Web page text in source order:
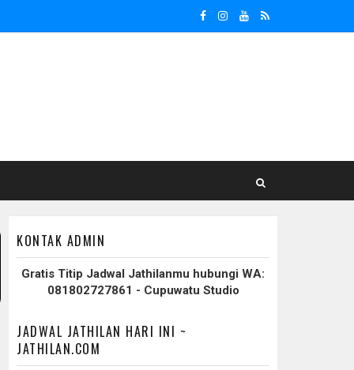
KONTAK ADMIN
Gratis Titip Jadwal Jathilanmu hubungi WA:
081802727861 - Cupuwatu Studio
JADWAL JATHILAN HARI INI ~
JATHILAN.COM